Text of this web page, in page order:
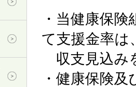
・当健康保
て支援金率は
収支見込み
・健康保険